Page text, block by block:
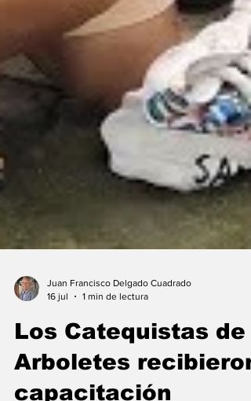
Juan Francisco Delgado Cuadrado
1 min de lectura
Los Catequistas de